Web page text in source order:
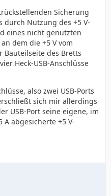
Sicherung
durch Nutzung des +5 V-
eines nicht genutzten
dem die +5 V vom
Bauteilseite des Bretts
Heck-USB-Anschlüsse
also zwei USB-Ports
sich mir allerdings
USB-Port seine eigene, im
A abgesicherte +5 V-